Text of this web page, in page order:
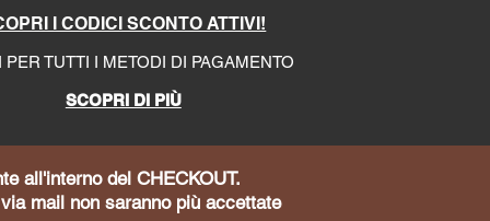
I CODICI SCONTO ATTIVI!
PER TUTTI I METODI DI PAGAMENTO
SCOPRI DI PIÙ
all'interno del CHECKOUT.
mail non saranno più accettate